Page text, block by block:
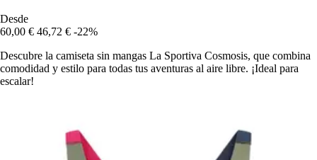
Desde
60,00 € 46,72 € -22%
Descubre la camiseta sin mangas La Sportiva Cosmosis, que combina
comodidad y estilo para todas tus aventuras al aire libre. ¡Ideal para
escalar!